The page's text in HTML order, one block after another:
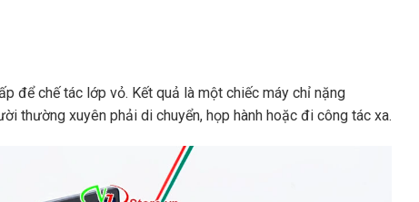
để chế tác lớp vỏ. Kết quả là một chiếc máy chỉ nặng
thường xuyên phải di chuyển, họp hành hoặc đi công tác xa.